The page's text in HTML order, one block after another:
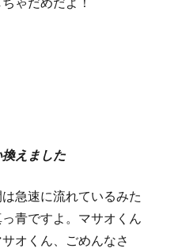
ゃだめだよ！
えました
急速に流れているみた
青ですよ。マサオくん
オくん、ごめんなさ